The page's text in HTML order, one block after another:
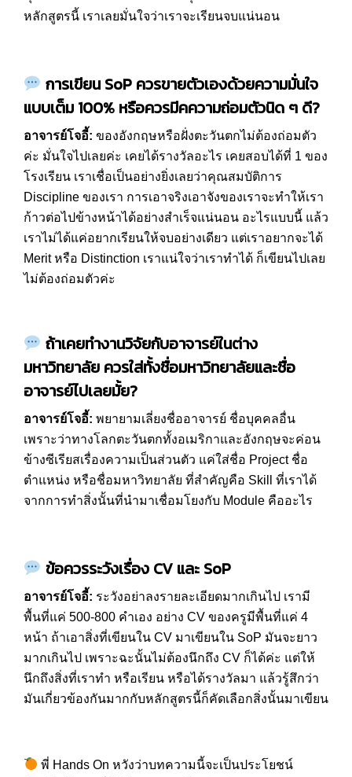
หลักสูตรนี้ เราเลยมั่นใจว่าเราจะเรียนจบแน่นอน
การเขียน SoP ควรขายตัวเองด้วยความมั่นใจ
แบบเต็ม 100% หรือควรมีคความถ่อมตัวนิด ๆ ดี?
อาจารย์โจอี้: ของอังกฤษหรือฝั่งตะวันตกไม่ต้องถ่อมตัว
ค่ะ มั่นใจไปเลยค่ะ เคยได้รางวัลอะไร เคยสอบได้ที่ 1 ของ
โรงเรียน เราเชื่อเป็นอย่างยิ่งเลยว่าคุณสมบัติการ
Discipline ของเรา การเอาจริงเอาจังของเราจะทำให้เรา
ก้าวต่อไปข้างหน้าได้อย่างสำเร็จแน่นอน อะไรแบบนี้ แล้ว
เราไม่ได้แค่อยากเรียนให้จบอย่างเดียว แต่เราอยากจะได้
Merit หรือ Distinction เราแน่ใจว่าเราทำได้ ก็เขียนไปเลย
ไม่ต้องถ่อมตัวค่ะ
ถ้าเคยทำงานวิจัยกับอาจารย์ในต่าง
มหาวิทยาลัย ควรใส่ทั้งชื่อมหาวิทยาลัยและชื่อ
อาจารย์ไปเลยมั้ย?
อาจารย์โจอี้: พยายามเลี่ยงชื่ออาจารย์ ชื่อบุคคลอื่น
เพราะว่าทางโลกตะวันตกทั้งอเมริกาและอังกฤษจะค่อน
ข้างซีเรียสเรื่องความเป็นส่วนตัว แค่ใส่ชื่อ Project ชื่อ
ตำแหน่ง หรือชื่อมหาวิทยาลัย ที่สำคัญคือ Skill ที่เราได้
จากการทำสิ่งนั้นที่นำมาเชื่อมโยงกับ Module คืออะไร
ข้อควรระวังเรื่อง CV และ SoP
อาจารย์โจอี้: ระวังอย่าลงรายละเอียดมากเกินไป เรามี
พื้นที่แค่ 500-800 คำเอง อย่าง CV ของครูมีพื้นที่แค่ 4
หน้า ถ้าเอาสิ่งที่เขียนใน CV มาเขียนใน SoP มันจะยาว
มากเกินไป เพราะฉะนั้นไม่ต้องนึกถึง CV ก็ได้ค่ะ แต่ให้
นึกถึงสิ่งที่เราทำ หรือเรียน หรือได้รางวัลมา แล้วรู้สึกว่า
มันเกี่ยวข้องกันมากกับหลักสูตรนี้ก็คัดเลือกสิ่งนั้นมาเขียน
พี่ Hands On หวังว่าบทความนี้จะเป็นประโยชน์